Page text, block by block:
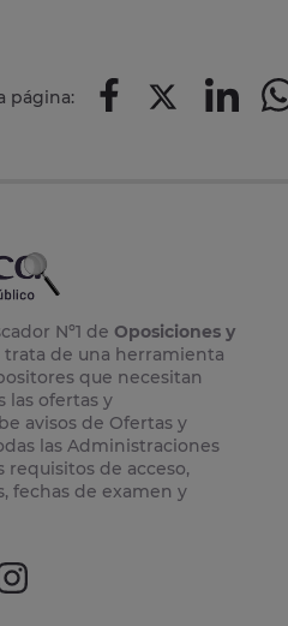
página:
Nº1 de Oposiciones y
trata de una herramienta
que necesitan
las ofertas y
avisos de Ofertas y
las Administraciones
requisitos de acceso,
fechas de examen y